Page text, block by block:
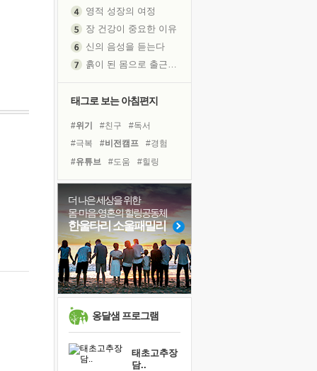
영적 성장의 여정
장 건강이 중요한 이유
신의 음성을 듣는다
흙이 된 몸으로 출근하는 여자
졸업식 사진을 보며
아픈 아버지를 위한 공간 설계
극심한 변비, 어깨결림, 수면 장애
보고 싶은 어머니
유년 시절의 부산 영도 바다
못된 꼰대들
거울 속의 나
희망이란
'모른다'는 것
태그로 보는 아침편지
#위기 #친구
#독서
#극복
#비전캠프
#경험
#유튜브
#도움
#힐링
#링컨학교
#리더
#계획
#독서캠프
#면역력
#아이들
#바이러스
#사람
#희망
#다짐
#선택
더 나은 세상을 위한
몸·마음·영혼의 힐링공동체
한울타리 소울패밀리
옹달샘 프로그램
태초고추장
담..